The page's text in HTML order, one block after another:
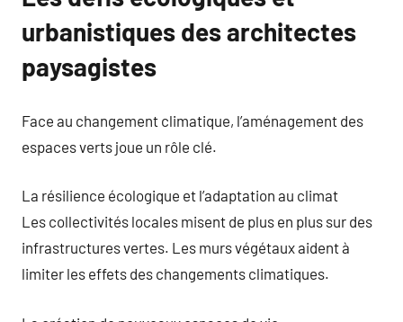
urbanistiques des architectes
paysagistes
Face au changement climatique, l’aménagement des
espaces verts joue un rôle clé.
La résilience écologique et l’adaptation au climat
Les collectivités locales misent de plus en plus sur des
infrastructures vertes. Les murs végétaux aident à
limiter les effets des changements climatiques.